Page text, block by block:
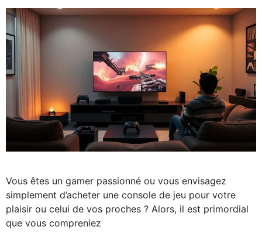
Vous êtes un gamer passionné ou vous envisagez
simplement d’acheter une console de jeu pour votre
plaisir ou celui de vos proches ? Alors, il est primordial
que vous compreniez